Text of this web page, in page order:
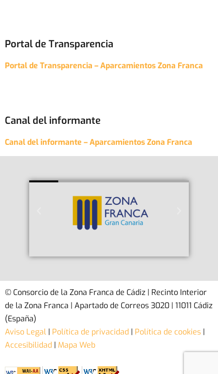
Portal de Transparencia
Portal de Transparencia – Aparcamientos Zona Franca
Canal del informante
Canal del informante – Aparcamientos Zona Franca
© Consorcio de la Zona Franca de Cádiz | Recinto Interior
de la Zona Franca | Apartado de Correos 3020 | 11011 Cádiz
(España)
Aviso Legal | Política de privacidad | Política de cookies |
Accesibilidad | Mapa Web